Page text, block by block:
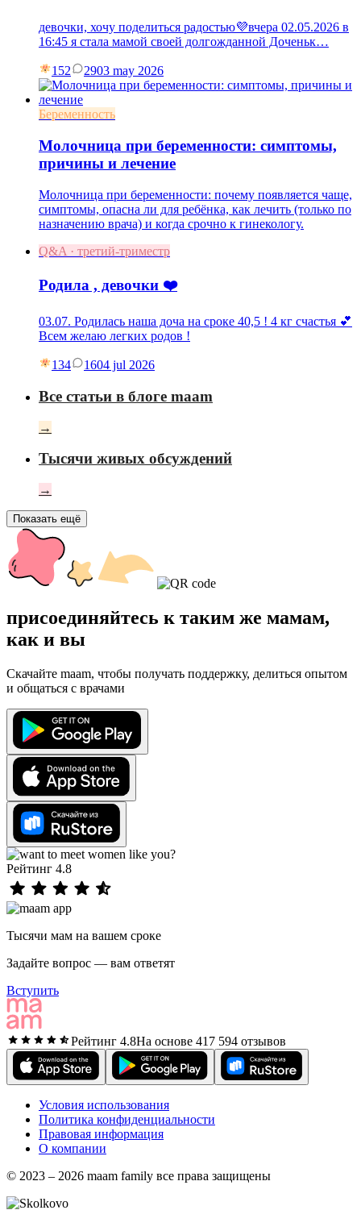
девочки, хочу поделиться радостью💜вчера 02.05.2026 в
16:45 я стала мамой своей долгожданной Доченьк…
152 2903 may 2026
Беременность
Молочница при беременности: симптомы,
причины и лечение
Молочница при беременности: почему появляется чаще,
симптомы, опасна ли для ребёнка, как лечить (только по
назначению врача) и когда срочно к гинекологу.
Q&A · третий-триместр
Родила , девочки ❤️
03.07. Родилась наша доча на сроке 40,5 ! 4 кг счастья 💕
Всем желаю легких родов !
134 1604 jul 2026
Все статьи в блоге maam
→
Тысячи живых обсуждений
→
Показать ещё
присоединяйтесь к таким же мамам,
как и вы
Скачайте maam, чтобы получать поддержку, делиться опытом
и общаться с врачами
Рейтинг 4.8
Тысячи мам на вашем сроке
Задайте вопрос — вам ответят
Вступить
Рейтинг 4.8На основе 417 594 отзывов
Условия использования
Политика конфиденциальности
Правовая информация
О компании
© 2023 – 2026 maam family все права защищены